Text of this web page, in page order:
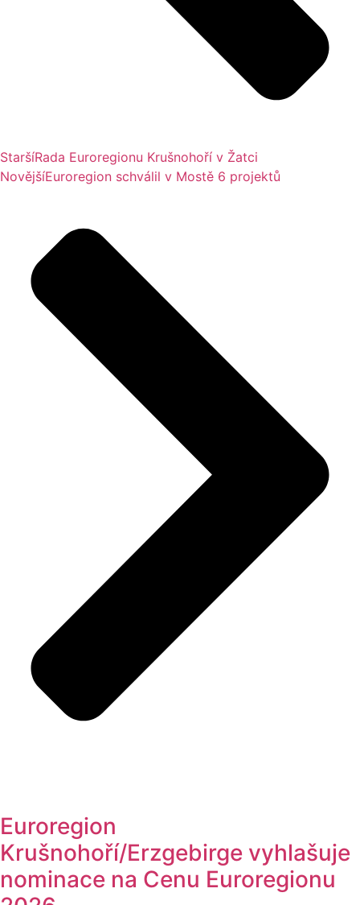
StaršíRada Euroregionu Krušnohoří v Žatci
NovějšíEuroregion schválil v Mostě 6 projektů
Euroregion
Krušnohoří/Erzgebirge vyhlašuje
nominace na Cenu Euroregionu